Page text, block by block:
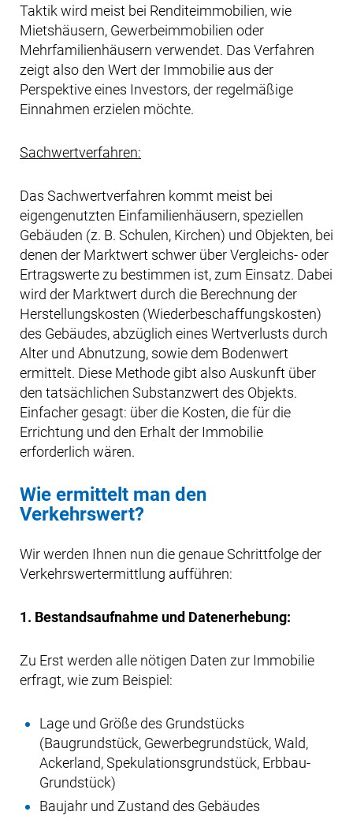
Taktik wird meist bei Renditeimmobilien, wie
Mietshäusern, Gewerbeimmobilien oder
Mehrfamilienhäusern verwendet. Das Verfahren
zeigt also den Wert der Immobilie aus der
Perspektive eines Investors, der regelmäßige
Einnahmen erzielen möchte.
Sachwertverfahren:
Das Sachwertverfahren kommt meist bei
eigengenutzten Einfamilienhäusern, speziellen
Gebäuden (z. B. Schulen, Kirchen) und Objekten, bei
denen der Marktwert schwer über Vergleichs- oder
Ertragswerte zu bestimmen ist, zum Einsatz. Dabei
wird der Marktwert durch die Berechnung der
Herstellungskosten (Wiederbeschaffungskosten)
des Gebäudes, abzüglich eines Wertverlusts durch
Alter und Abnutzung, sowie dem Bodenwert
ermittelt. Diese Methode gibt also Auskunft über
den tatsächlichen Substanzwert des Objekts.
Einfacher gesagt: über die Kosten, die für die
Errichtung und den Erhalt der Immobilie
erforderlich wären.
Wie ermittelt man den
Verkehrswert?
Wir werden Ihnen nun die genaue Schrittfolge der
Verkehrswertermittlung aufführen:
1. Bestandsaufnahme und Datenerhebung:
Zu Erst werden alle nötigen Daten zur Immobilie
erfragt, wie zum Beispiel:
Lage und Größe des Grundstücks
(Baugrundstück, Gewerbegrundstück, Wald,
Ackerland, Spekulationsgrundstück, Erbbau-
Grundstück)
Baujahr und Zustand des Gebäudes